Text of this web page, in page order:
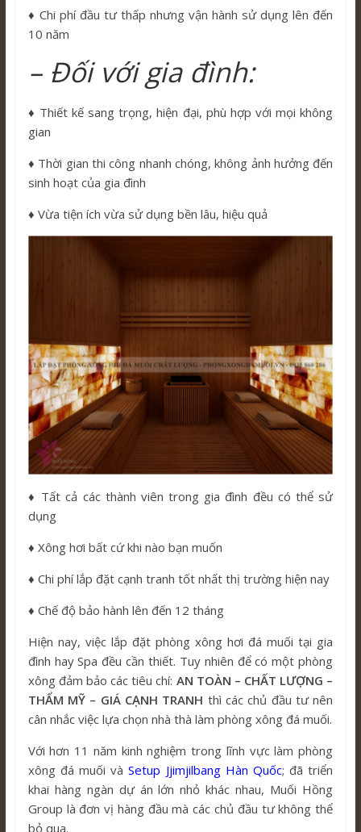
♦️ Chi phí đầu tư thấp nhưng vận hành sử dụng lên đến
10 năm
– Đối với gia đình:
♦️ Thiết kế sang trọng, hiện đại, phù hợp với mọi không
gian
♦️ Thời gian thi công nhanh chóng, không ảnh hưởng đến
sinh hoạt của gia đình
♦️ Vừa tiện ích vừa sử dụng bền lâu, hiệu quả
♦️ Tất cả các thành viên trong gia đình đều có thể sử
dụng
♦️ Xông hơi bất cứ khi nào bạn muốn
♦️ Chi phí lắp đặt cạnh tranh tốt nhất thị trường hiện nay
♦️ Chế độ bảo hành lên đến 12 tháng
Hiện nay, việc lắp đặt phòng xông hơi đá muối tại gia
đình hay Spa đều cần thiết. Tuy nhiên để có một phòng
xông đảm bảo các tiêu chí: AN TOÀN – CHẤT LƯỢNG –
THẨM MỸ – GIÁ CẠNH TRANH thì các chủ đầu tư nên
cân nhắc việc lựa chọn nhà thà làm phòng xông đá muối.
Với hơn 11 năm kinh nghiệm trong lĩnh vực làm phòng
xông đá muối vàSetup Jjimjilbang Hàn Quốc; đã triển
khai hàng ngàn dự án lớn nhỏ khác nhau, Muối Hồng
Group là đơn vị hàng đầu mà các chủ đầu tư không thể
bỏ qua.